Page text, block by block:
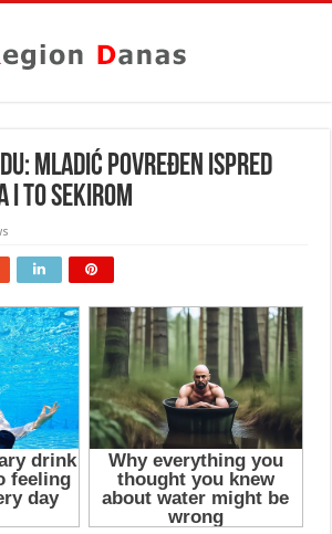
Mladić povređen ispred
SEKIROM